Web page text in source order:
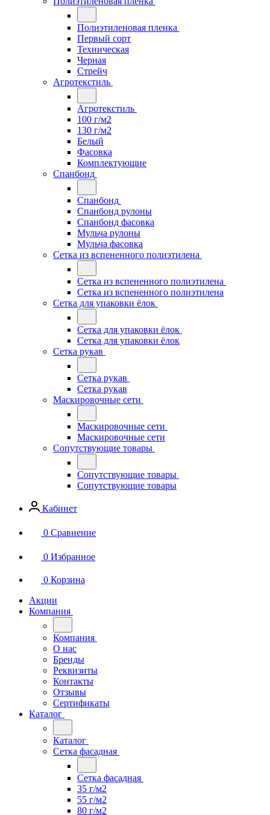
Полиэтиленовая пленка
Первый сорт
Техническая
Черная
Стрейч
Агротекстиль
Агротекстиль
100 г/м2
130 г/м2
Белый
Фасовка
Комплектующие
Спанбонд
Спанбонд
Спанбонд рулоны
Спанбонд фасовка
Мульча рулоны
Мульча фасовка
Сетка из вспененного полиэтилена
Сетка из вспененного полиэтилена
Сетка из вспененного полиэтилена
Сетка для упаковки ёлок
Сетка для упаковки ёлок
Сетка для упаковки ёлок
Сетка рукав
Сетка рукав
Сетка рукав
Маскировочные сети
Маскировочные сети
Маскировочные сети
Сопутствующие товары
Сопутствующие товары
Сопутствующие товары
Кабинет
0 Сравнение
0 Избранное
0 Корзина
Акции
Компания
Компания
О нас
Бренды
Реквизиты
Контакты
Отзывы
Сертификаты
Каталог
Каталог
Сетка фасадная
Сетка фасадная
35 г/м2
55 г/м2
80 г/м2